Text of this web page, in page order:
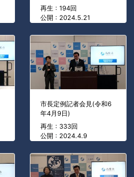
再生 : 194回
公開 : 2024.5.21
市長定例記者会見(令和6
年4月9日)
再生 : 333回
公開 : 2024.4.9